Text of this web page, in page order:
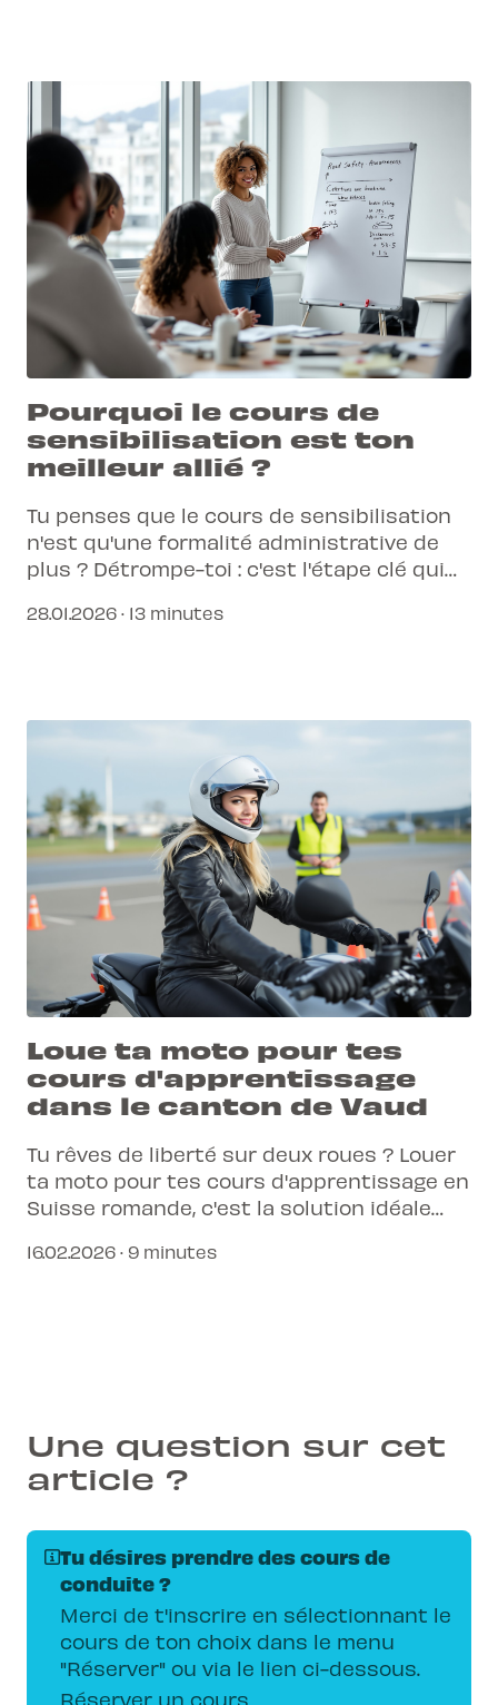
Pourquoi le cours de
sensibilisation est ton
meilleur allié ?
Tu penses que le cours de sensibilisation
n'est qu'une formalité administrative de
plus ? Détrompe-toi : c'est l'étape clé qui
conducteur averti et prêt à affronter la
28.01.2026 · 13 minutes
Loue ta moto pour tes
cours d'apprentissage
dans le canton de Vaud
Tu rêves de liberté sur deux roues ? Louer
ta moto pour tes cours d'apprentissage en
Suisse romande, c'est la solution idéale
16.02.2026 · 9 minutes
Une question sur cet
article ?
Tu désires prendre des cours de
conduite ?
Merci de t'inscrire en sélectionnant le
cours de ton choix dans le menu
"Réserver" ou via le lien ci-dessous.
Réserver un cours